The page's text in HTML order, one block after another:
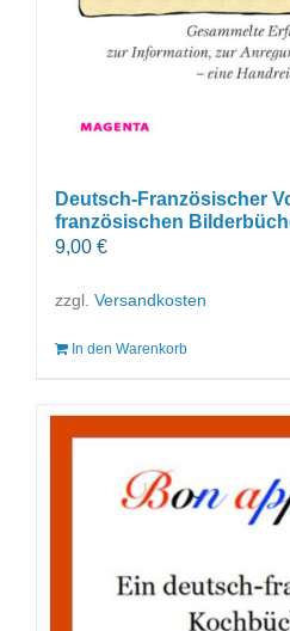
Deutsch-Französischer
französischen
9,00 €
zzgl. Versandkosten
In den Warenkorb